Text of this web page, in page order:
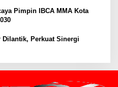
Pimpin IBCA MMA Kota
Dilantik, Perkuat Sinergi